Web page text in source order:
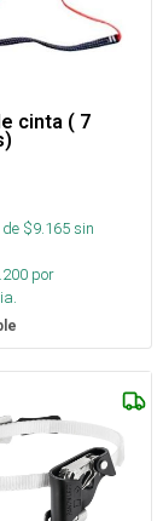
cinta ( 7
$9.165sin
por